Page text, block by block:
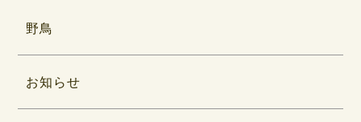
野鳥
お知らせ